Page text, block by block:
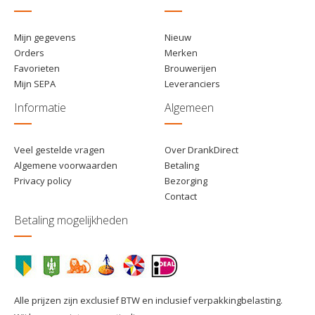
Mijn gegevens
Orders
Favorieten
Mijn SEPA
Nieuw
Merken
Brouwerijen
Leveranciers
Informatie
Veel gestelde vragen
Algemene voorwaarden
Privacy policy
Algemeen
Over DrankDirect
Betaling
Bezorging
Contact
Betaling mogelijkheden
Alle prijzen zijn exclusief BTW en inclusief verpakkingbelasting.